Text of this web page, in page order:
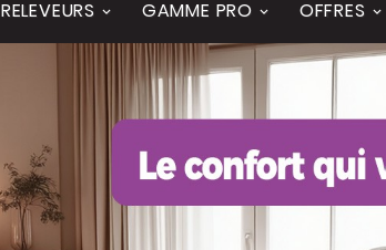
RELEVEURS GAMME PRO OFFRES